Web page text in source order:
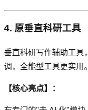
4. 原垂直科研工具
垂直科研写作辅助工具
调，全能型工具更实用。
【核心亮点】：